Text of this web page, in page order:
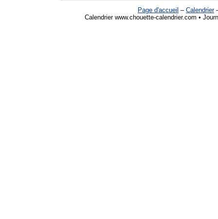
Page d'accueil – Calendrier
Calendrier www.chouette-calendrier.com •